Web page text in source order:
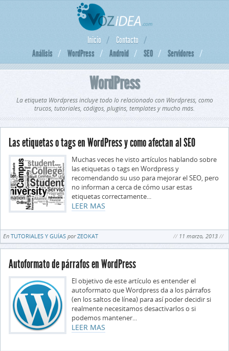
Inicio
Contacto
Análisis
WordPress Android SEO Servidores
WordPress
La etiqueta Wordpress incluye todo lo relacionado con Wordpress, como
trucos, tutoriales, códigos, plugins, templates y mucho más.
Las etiquetas o tags en WordPress y como afectan al SEO
Muchas veces he visto artículos hablando sobre
las etiquetas o tags en Wordpress y
recomendando su uso para mejorar el SEO, pero
no informan a cerca de cómo usar estas
etiquetas correctamente...
LEER MAS
En TUTORIALES Y GUÍAS porZEOKAT 11 marzo, 2013
Autoformato de párrafos en WordPress
El objetivo de este artículo es entender el
autoformato que Wordpress da a los párrafos
(en los saltos de línea) para así poder decidir si
realmente necesitamos desactivarlos o si
podemos mantener...
LEER MAS